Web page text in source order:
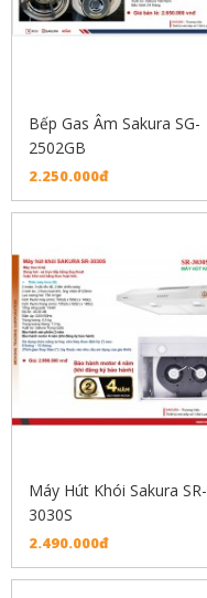
Bếp Gas Âm Sakura SG-
2502GB
2.250.000đ
Máy Hút Khói Sakura SR-
3030S
2.490.000đ